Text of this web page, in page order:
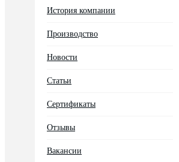
История компании
Производство
Новости
Статьи
Сертификаты
Отзывы
Вакансии